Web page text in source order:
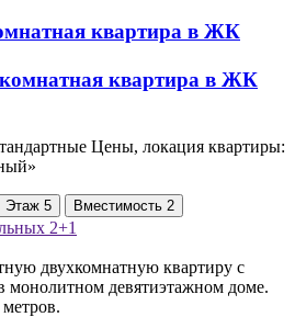
квартира в ЖК
Цены, локация квартиры:
Этаж 5 Вместимость 2
2+1
двухкомнатную квартиру с
монолитном девятиэтажном доме.